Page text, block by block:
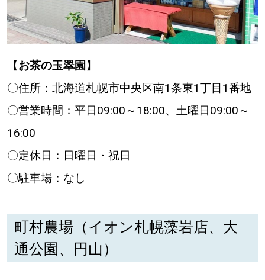
【お茶の玉翠園 】
〇住所：北海道札幌市中央区南1条東1丁目1番地
〇営業時間：平日09:00～18:00、土曜日09:00～
16:00
〇定休日：日曜日・祝日
〇駐車場：なし
町村農場（イオン札幌藻岩店、大
通公園、円山）